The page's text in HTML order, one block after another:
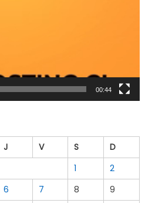
00:44
J V S
D
1
2
6 7 8
9